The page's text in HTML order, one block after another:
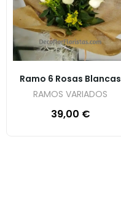
Ramo 6 Rosas Blancas
RAMOS VARIADOS
39,00 €